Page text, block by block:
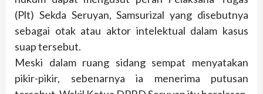
(Plt) Sekda Seruyan, Samsurizal yang disebutnya
sebagai otak atau aktor intelektual dalam kasus
suap tersebut.
Meski dalam ruang sidang sempat menyatakan
pikir-pikir, sebenarnya ia menerima putusan